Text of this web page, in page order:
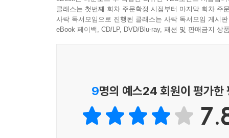
전달하며 판단의 저울을 독자에게 넘긴다. 지나
허용이 합법적인 살인, 안락사의 강요가 될 수 있
모든 권리를 놓게 되는 순간까지도 인간의 존엄,
한 사람이 태어나 살아가고 죽는 과정을 따라 14개
클래스는 첫번째 회차 주문확정 시점부터 마지막 회차 주
사락 독서모임으로 진행된 클래스는 사락 독서모임 게시
eBook 페이백, CD/LP, DVD/Blu-ray, 패션 및 판매금지 상
9명의 예스24 회원이 평가한